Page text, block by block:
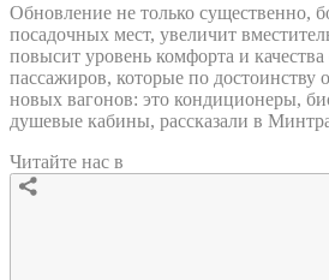
Обновление не только существенно,
посадочных мест, увеличит
повысит уровень комфорта и
пассажиров, которые по достоинству
новых вагонов: это кондиционеры,
душевые кабины, рассказали в
Читайте нас в